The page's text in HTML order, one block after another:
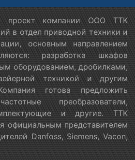
проект компании ООО ТТК
в отдел приводной техники и
основным направлением
разработка шкафов
оборудованием, дробилками,
техникой и другим
готова предложить
преобразователи,
и другие. ТТК
официальным представителем
Danfoss, Siemens, Vacon,